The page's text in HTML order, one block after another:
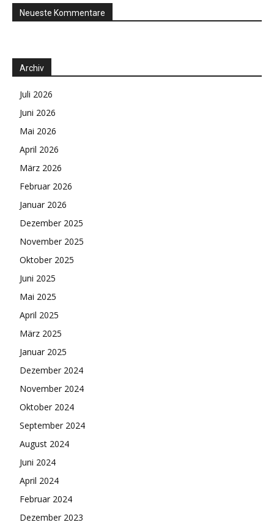
Neueste Kommentare
Archiv
Juli 2026
Juni 2026
Mai 2026
April 2026
März 2026
Februar 2026
Januar 2026
Dezember 2025
November 2025
Oktober 2025
Juni 2025
Mai 2025
April 2025
März 2025
Januar 2025
Dezember 2024
November 2024
Oktober 2024
September 2024
August 2024
Juni 2024
April 2024
Februar 2024
Dezember 2023